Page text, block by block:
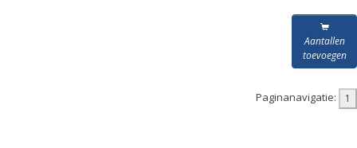
Aantallen
toevoegen
Paginanavigatie: